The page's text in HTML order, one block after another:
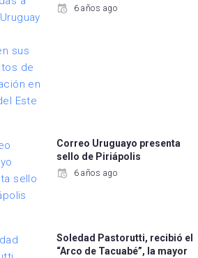
6 años ago
Correo Uruguayo presenta
sello de Piriápolis
6 años ago
Soledad Pastorutti, recibió el
“Arco de Tacuabé”, la mayor